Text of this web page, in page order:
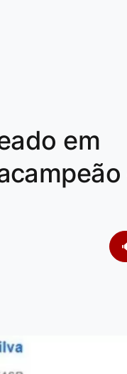
em